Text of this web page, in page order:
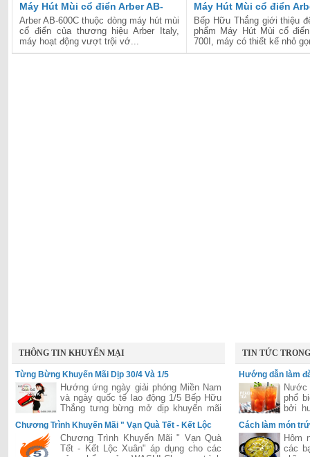
Máy Hút Mùi cổ điển Arber AB-
600C
Arber AB-600C thuộc dòng máy hút mùi
cổ điển của thương hiệu Arber Italy,
máy hoạt động vượt trội vớ...
Máy Hút Mùi cổ điển
Bếp Hữu Thắng giới thiệu
phẩm Máy Hút Mùi cổ
700I, máy có thiết kế nhỏ
THÔNG TIN KHUYẾN MẠI
Từng Bừng Khuyến Mãi Dịp 30/4 Và 1/5
Hướng ứng ngày giải phóng Miền Nam
và ngày quốc tế lao động 1/5 Bếp Hữu
Thắng tưng bừng mở dịp khuyến mãi
lớn áp dụng cho tất các hệ thống của
Hữu Thắng trên toàn quốc
Chương Trình Khuyến Mãi " Vạn Quà Tết - Kết Lộc
Chương Trình Khuyến Mãi " Vạn Quà
Tết - Kết Lộc Xuân" áp dụng cho các
TIN TỨC
Hướng dẫn làm
phổ
bởi
hấp
Cách làm món
Hôm
các